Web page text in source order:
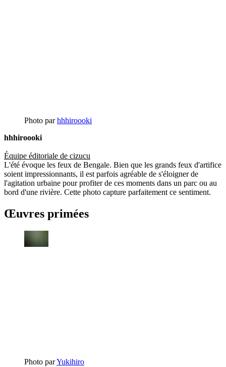
Photo parhhhiroooki
hhhiroooki
Équipe éditoriale de cizucu
L'été évoque les feux de Bengale. Bien que les grands feux d'artifice
soient impressionnants, il est parfois agréable de s'éloigner de
l'agitation urbaine pour profiter de ces moments dans un parc ou au
bord d'une rivière. Cette photo capture parfaitement ce sentiment.
Œuvres primées
Photo parYukihiro